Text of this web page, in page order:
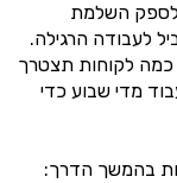
לספק השלמת
לעבודה הרגילה.
לקוחות תצטרך
מדי שבוע כדי
בהמשך הדרך: